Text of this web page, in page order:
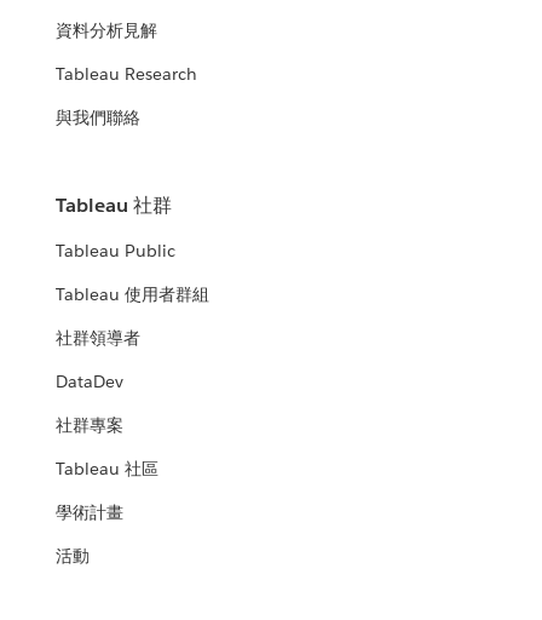
資料分析見解
Tableau Research
與我們聯絡
Tableau 社群
Tableau Public
Tableau 使用者群組
社群領導者
DataDev
社群專案
Tableau 社區
學術計畫
活動